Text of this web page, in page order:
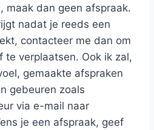
maak dan geen afspraak.
nadat je reeds een
contacteer me dan om
te verplaatsen. Ook ik zal,
gemaakte afspraken
gebeuren zoals
via e-mail naar
je een afspraak, geef